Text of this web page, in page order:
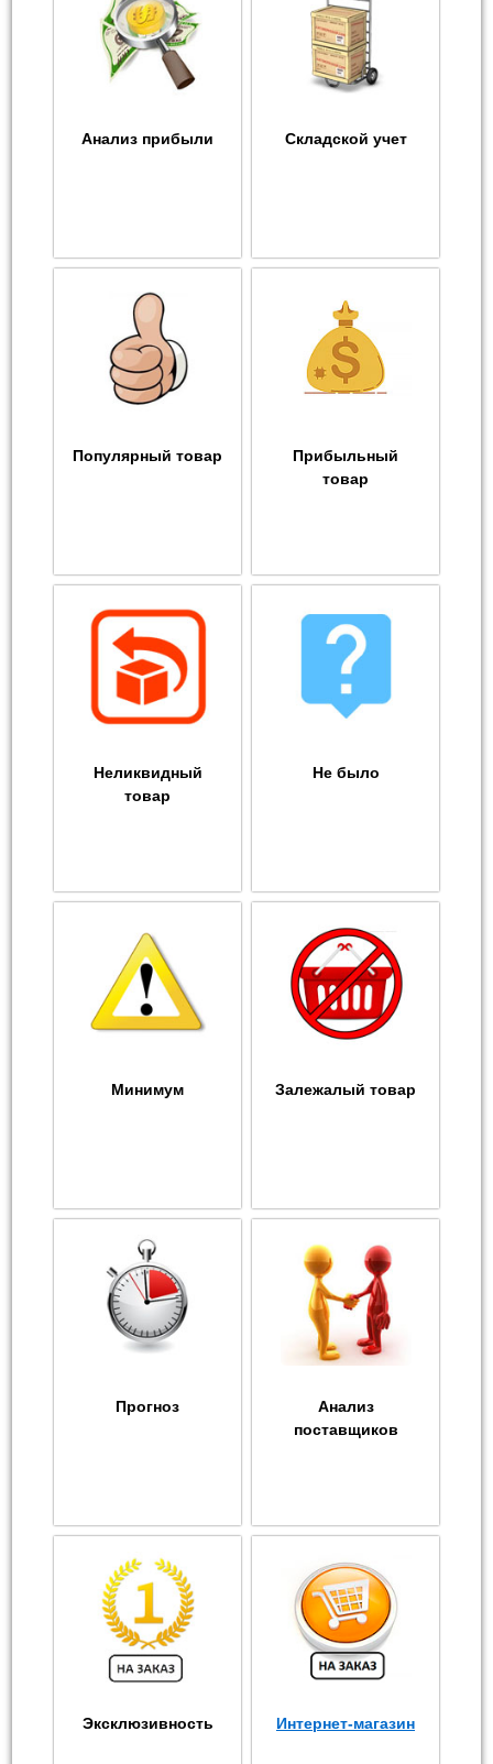
Анализ прибыли Складской учет
Популярный товар
Прибыльный
товар
Неликвидный
товар
Не было
Минимум Залежалый товар
Прогноз
Анализ
поставщиков
Эксклюзивность Интернет-магазин